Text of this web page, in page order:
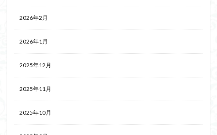
2026年2月
2026年1月
2025年12月
2025年11月
2025年10月